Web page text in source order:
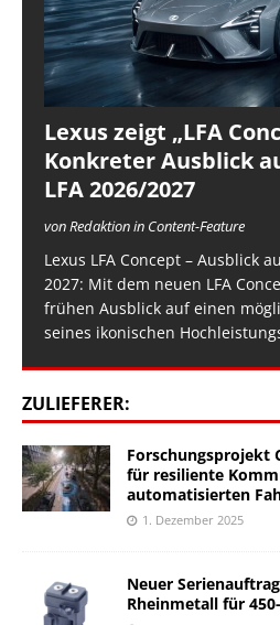
Lexus zeigt „LFA
Konkreter Ausblick
LFA 2026/2027
von Redaktion in Content-Feature
Lexus LFA Concept – Ausblick
2027: Mit dem neuen LFA
frühen Ausblick auf einen
seines ikonischen
ZULIEFERER:
Forschungsprojekt
für resiliente
automatisierten
1. Dezember 2025
Neuer
Rheinmetall für